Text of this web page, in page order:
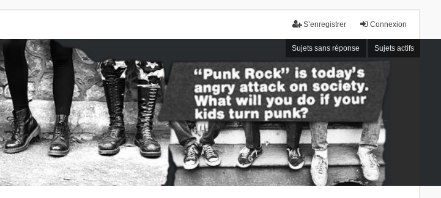
Connexion
S’enregistrer
Sujets sans réponse Sujets actifs